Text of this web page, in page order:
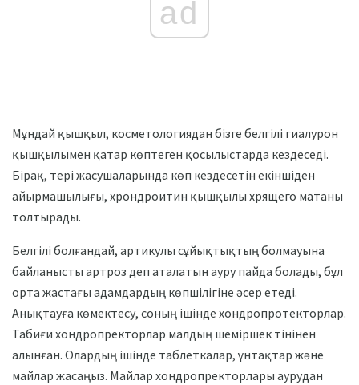
ad
Мұндай қышқыл, косметологиядан бізге белгілі гиалурон
қышқылымен қатар көптеген қосылыстарда кездеседі.
Бірақ, тері жасушаларында көп кездесетін екіншіден
айырмашылығы, хрондроитин қышқылы хрящего матаны
толтырады.
Белгілі болғандай, артикулы сұйықтықтың болмауына
байланысты артроз деп аталатын ауру пайда болады, бұл
орта жастағы адамдардың көпшілігіне әсер етеді.
Анықтауға көмектесу, соның ішінде хондропротекторлар.
Табиғи хондропректорлар малдың шеміршек тінінен
алынған. Олардың ішінде таблеткалар, ұнтақтар және
майлар жасаңыз. Майлар хондропректорлары аурудан